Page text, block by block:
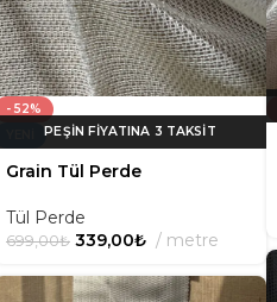
- 52%
Grain Tül Perde
Tül Perde
699,00₺ 339,00₺ metre